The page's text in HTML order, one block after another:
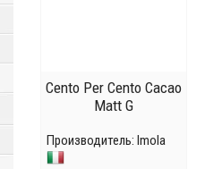
Cento Per Cento Cacao
Matt G
Производитель: Imola